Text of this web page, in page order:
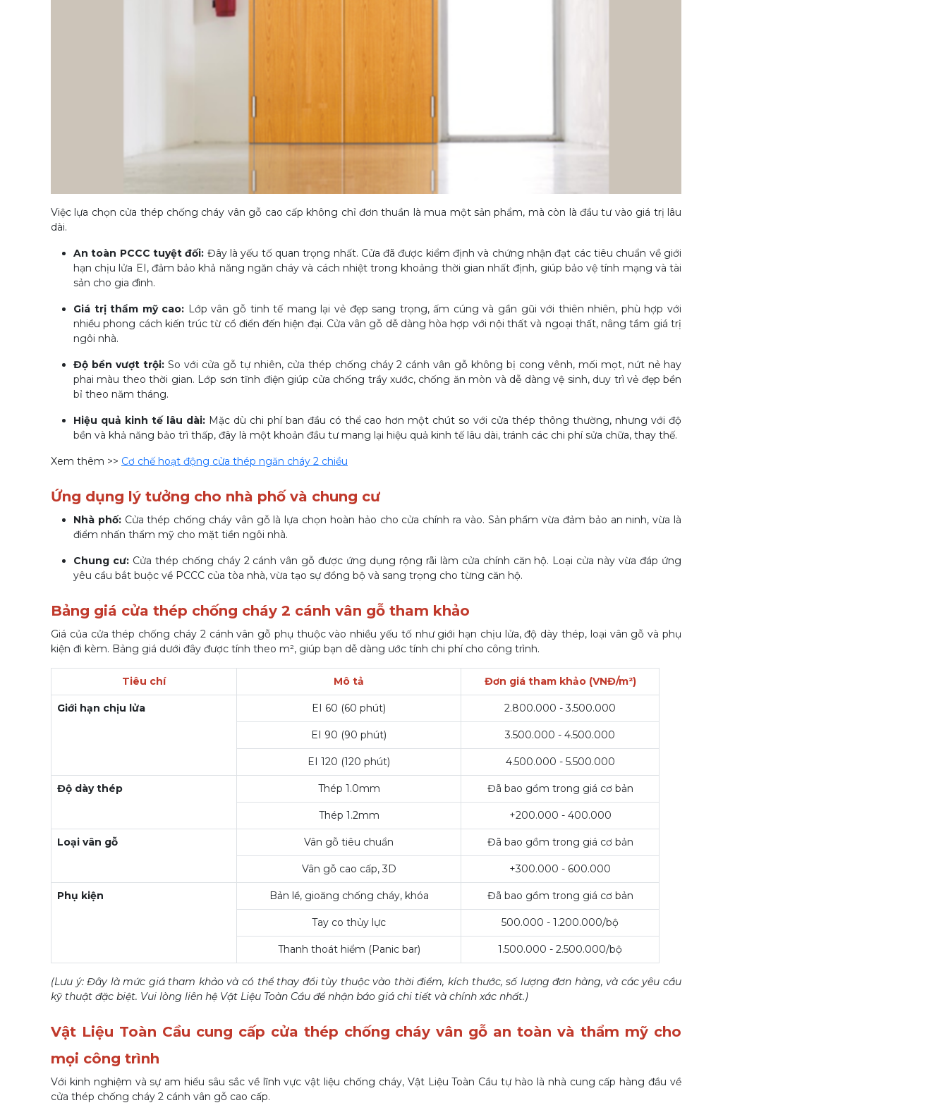
Việc lựa chọn cửa thép chống cháy vân gỗ cao cấp không chỉ đơn thuần là mua một sản phẩm, mà còn là đầu tư vào giá trị lâu
dài.
An toàn PCCC tuyệt đối: Đây là yếu tố quan trọng nhất. Cửa đã được kiểm định và chứng nhận đạt các tiêu chuẩn về giới
hạn chịu lửa EI, đảm bảo khả năng ngăn cháy và cách nhiệt trong khoảng thời gian nhất định, giúp bảo vệ tính mạng và tài
sản cho gia đình.
Giá trị thẩm mỹ cao: Lớp vân gỗ tinh tế mang lại vẻ đẹp sang trọng, ấm cúng và gần gũi với thiên nhiên, phù hợp với
nhiều phong cách kiến trúc từ cổ điển đến hiện đại. Cửa vân gỗ dễ dàng hòa hợp với nội thất và ngoại thất, nâng tầm giá trị
ngôi nhà.
Độ bền vượt trội:So với cửa gỗ tự nhiên, cửa thép chống cháy 2 cánh vân gỗ không bị cong vênh, mối mọt, nứt nẻ hay
phai màu theo thời gian. Lớp sơn tĩnh điện giúp cửa chống trầy xước, chống ăn mòn và dễ dàng vệ sinh, duy trì vẻ đẹp bền
bỉ theo năm tháng.
Hiệu quả kinh tế lâu dài:Mặc dù chi phí ban đầu có thể cao hơn một chút so với cửa thép thông thường, nhưng với độ
bền và khả năng bảo trì thấp, đây là một khoản đầu tư mang lại hiệu quả kinh tế lâu dài, tránh các chi phí sửa chữa, thay thế.
Xem thêm >> Cơ chế hoạt động cửa thép ngăn cháy 2 chiều
Ứng dụng lý tưởng cho nhà phố và chung cư
Nhà phố:Cửa thép chống cháy vân gỗ là lựa chọn hoàn hảo cho cửa chính ra vào. Sản phẩm vừa đảm bảo an ninh, vừa là
điểm nhấn thẩm mỹ cho mặt tiền ngôi nhà.
Chung cư:Cửa thép chống cháy 2 cánh vân gỗ được ứng dụng rộng rãi làm cửa chính căn hộ. Loại cửa này vừa đáp ứng
yêu cầu bắt buộc về PCCC của tòa nhà, vừa tạo sự đồng bộ và sang trọng cho từng căn hộ.
Bảng giá cửa thép chống cháy 2 cánh vân gỗ tham khảo
Giá của cửa thép chống cháy 2 cánh vân gỗ phụ thuộc vào nhiều yếu tố như giới hạn chịu lửa, độ dày thép, loại vân gỗ và phụ
kiện đi kèm. Bảng giá dưới đây được tính theo m², giúp bạn dễ dàng ước tính chi phí cho công trình.
Tiêu chí Mô tả Đơn giá tham khảo (VNĐ/m²)
Giới hạn chịu lửa EI 60 (60 phút) 2.800.000 - 3.500.000
EI 90 (90 phút) 3.500.000 - 4.500.000
EI 120 (120 phút) 4.500.000 - 5.500.000
Độ dày thép Thép 1.0mm Đã bao gồm trong giá cơ bản
Thép 1.2mm +200.000 - 400.000
Loại vân gỗ Vân gỗ tiêu chuẩn Đã bao gồm trong giá cơ bản
Vân gỗ cao cấp, 3D +300.000 - 600.000
Phụ kiện Bản lề, gioăng chống cháy, khóa Đã bao gồm trong giá cơ bản
Tay co thủy lực 500.000 - 1.200.000/bộ
Thanh thoát hiểm (Panic bar) 1.500.000 - 2.500.000/bộ
(Lưu ý: Đây là mức giá tham khảo và có thể thay đổi tùy thuộc vào thời điểm, kích thước, số lượng đơn hàng, và các yêu cầu
kỹ thuật đặc biệt. Vui lòng liên hệ Vật Liệu Toàn Cầu để nhận báo giá chi tiết và chính xác nhất.)
Vật Liệu Toàn Cầu cung cấp cửa thép chống cháy vân gỗ an toàn và thẩm mỹ cho
mọi công trình
Với kinh nghiệm và sự am hiểu sâu sắc về lĩnh vực vật liệu chống cháy, Vật Liệu Toàn Cầu tự hào là nhà cung cấp hàng đầu về
cửa thép chống cháy 2 cánh vân gỗ cao cấp.